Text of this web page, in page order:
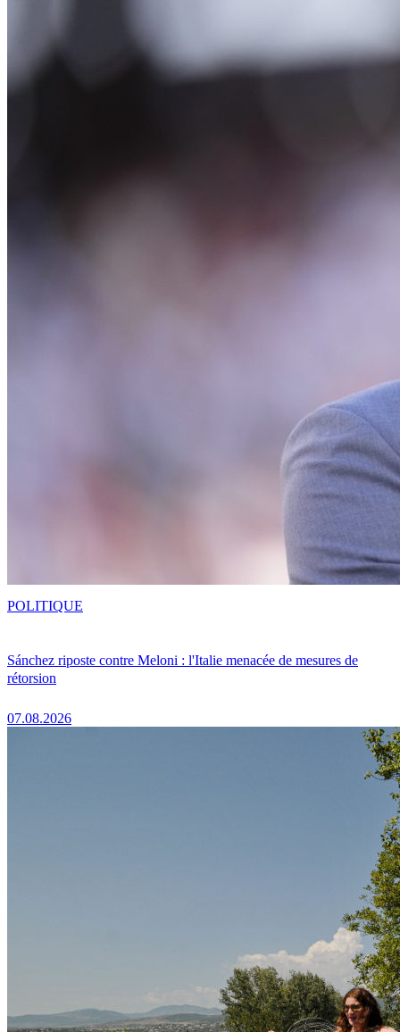
Sánchez riposte contre Meloni : l'Italie menacée de mesures de
rétorsion
07.08.2026
POLITIQUE